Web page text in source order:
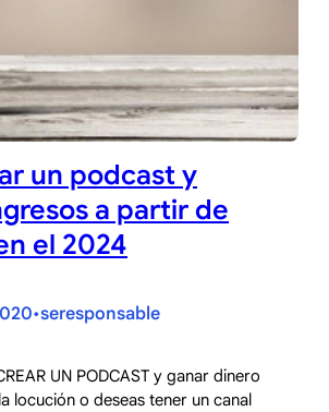
un podcast y
a partir de
el 2024
•seresponsable
UN PODCAST y ganar dinero
locución o deseas tener un canal